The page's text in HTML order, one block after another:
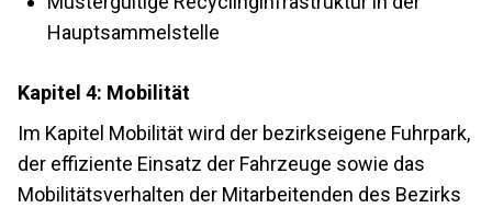
Hauptsammelstelle
Kapitel 4: Mobilität
Im Kapitel Mobilität wird der bezirkseigene Fuhrpark,
der effiziente Einsatz der Fahrzeuge sowie das
Mobilitätsverhalten der Mitarbeitenden des Bezirks